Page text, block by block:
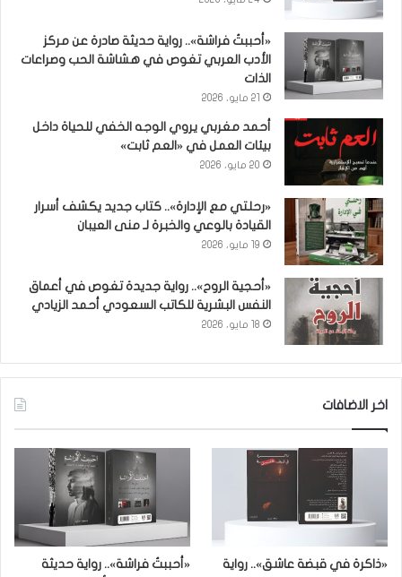
«أحببتُ فراشة».. رواية حديثة صادرة عن مركز
الأدب العربي تغوص في هشاشة الحب وصراعات
الذات
21 مايو، 2026
أحمد مغربي يروي الوجه الخفي للحياة داخل
بيئات العمل في «العم ثابت»
20 مايو، 2026
«رحلتي مع الإدارة».. كتاب جديد يكشف أسرار
القيادة بالوعي والخبرة لـ منى العيبان
19 مايو، 2026
«أحجية الروح».. رواية جديدة تغوص في أعماق
النفس البشرية للكاتب السعودي أحمد الزيادي
18 مايو، 2026
اخر الاضافات
«ذاكرة في قبضة عاشق».. رواية
«أحببتُ فراشة».. رواية حديثة